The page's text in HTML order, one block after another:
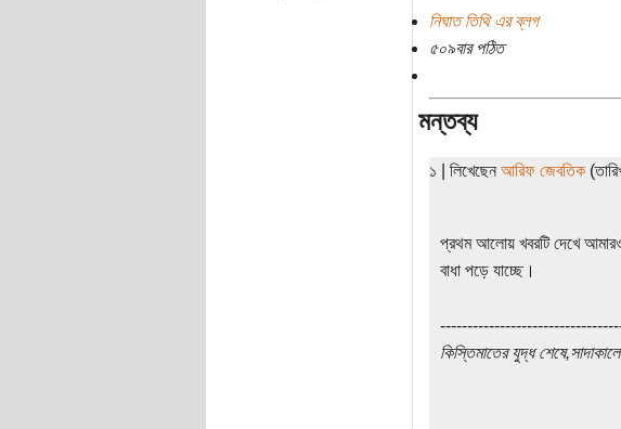
নিঘাত তিথি এর ব্লগ
৫০৯বার পঠিত
মন্তব্য
১ | লিখেছেন আরিফ জেবতিক
প্রথম আলোয় খবরটি দেখে
বাধা পড়ে যাচ্ছে।
কিস্তিমাতের যুদ্ধ